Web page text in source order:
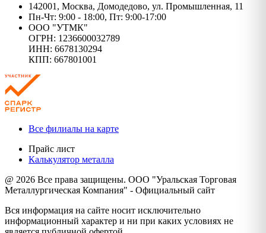
142001, Москва, Домодедово, ул. Промышленная, 11
Пн-Чт: 9:00 - 18:00, Пт: 9:00-17:00
ООО "УТМК"
ОГРН: 1236600032789
ИНН: 6678130294
КПП: 667801001
Все филиалы на карте
Прайс лист
Калькулятор металла
@ 2026 Все права защищены. ООО "Уральская Торговая
Металлургическая Компания" - Официальный сайт
Вся информация на сайте носит исключительно
информационный характер и ни при каких условиях не